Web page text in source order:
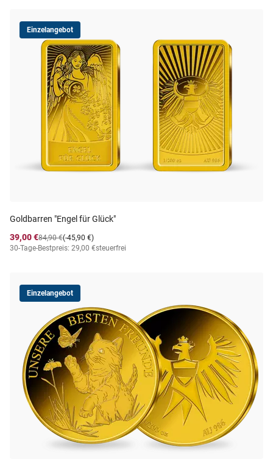
Einzelangebot
Goldbarren "Engel für Glück"
39,00 €
(-45,90 €)
84,90 €
30-Tage-Bestpreis: 29,00 €steuerfrei
Einzelangebot